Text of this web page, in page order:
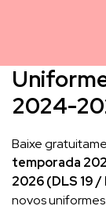
2024-
Baixe
temporada
2026 (DLS 19 /
novos